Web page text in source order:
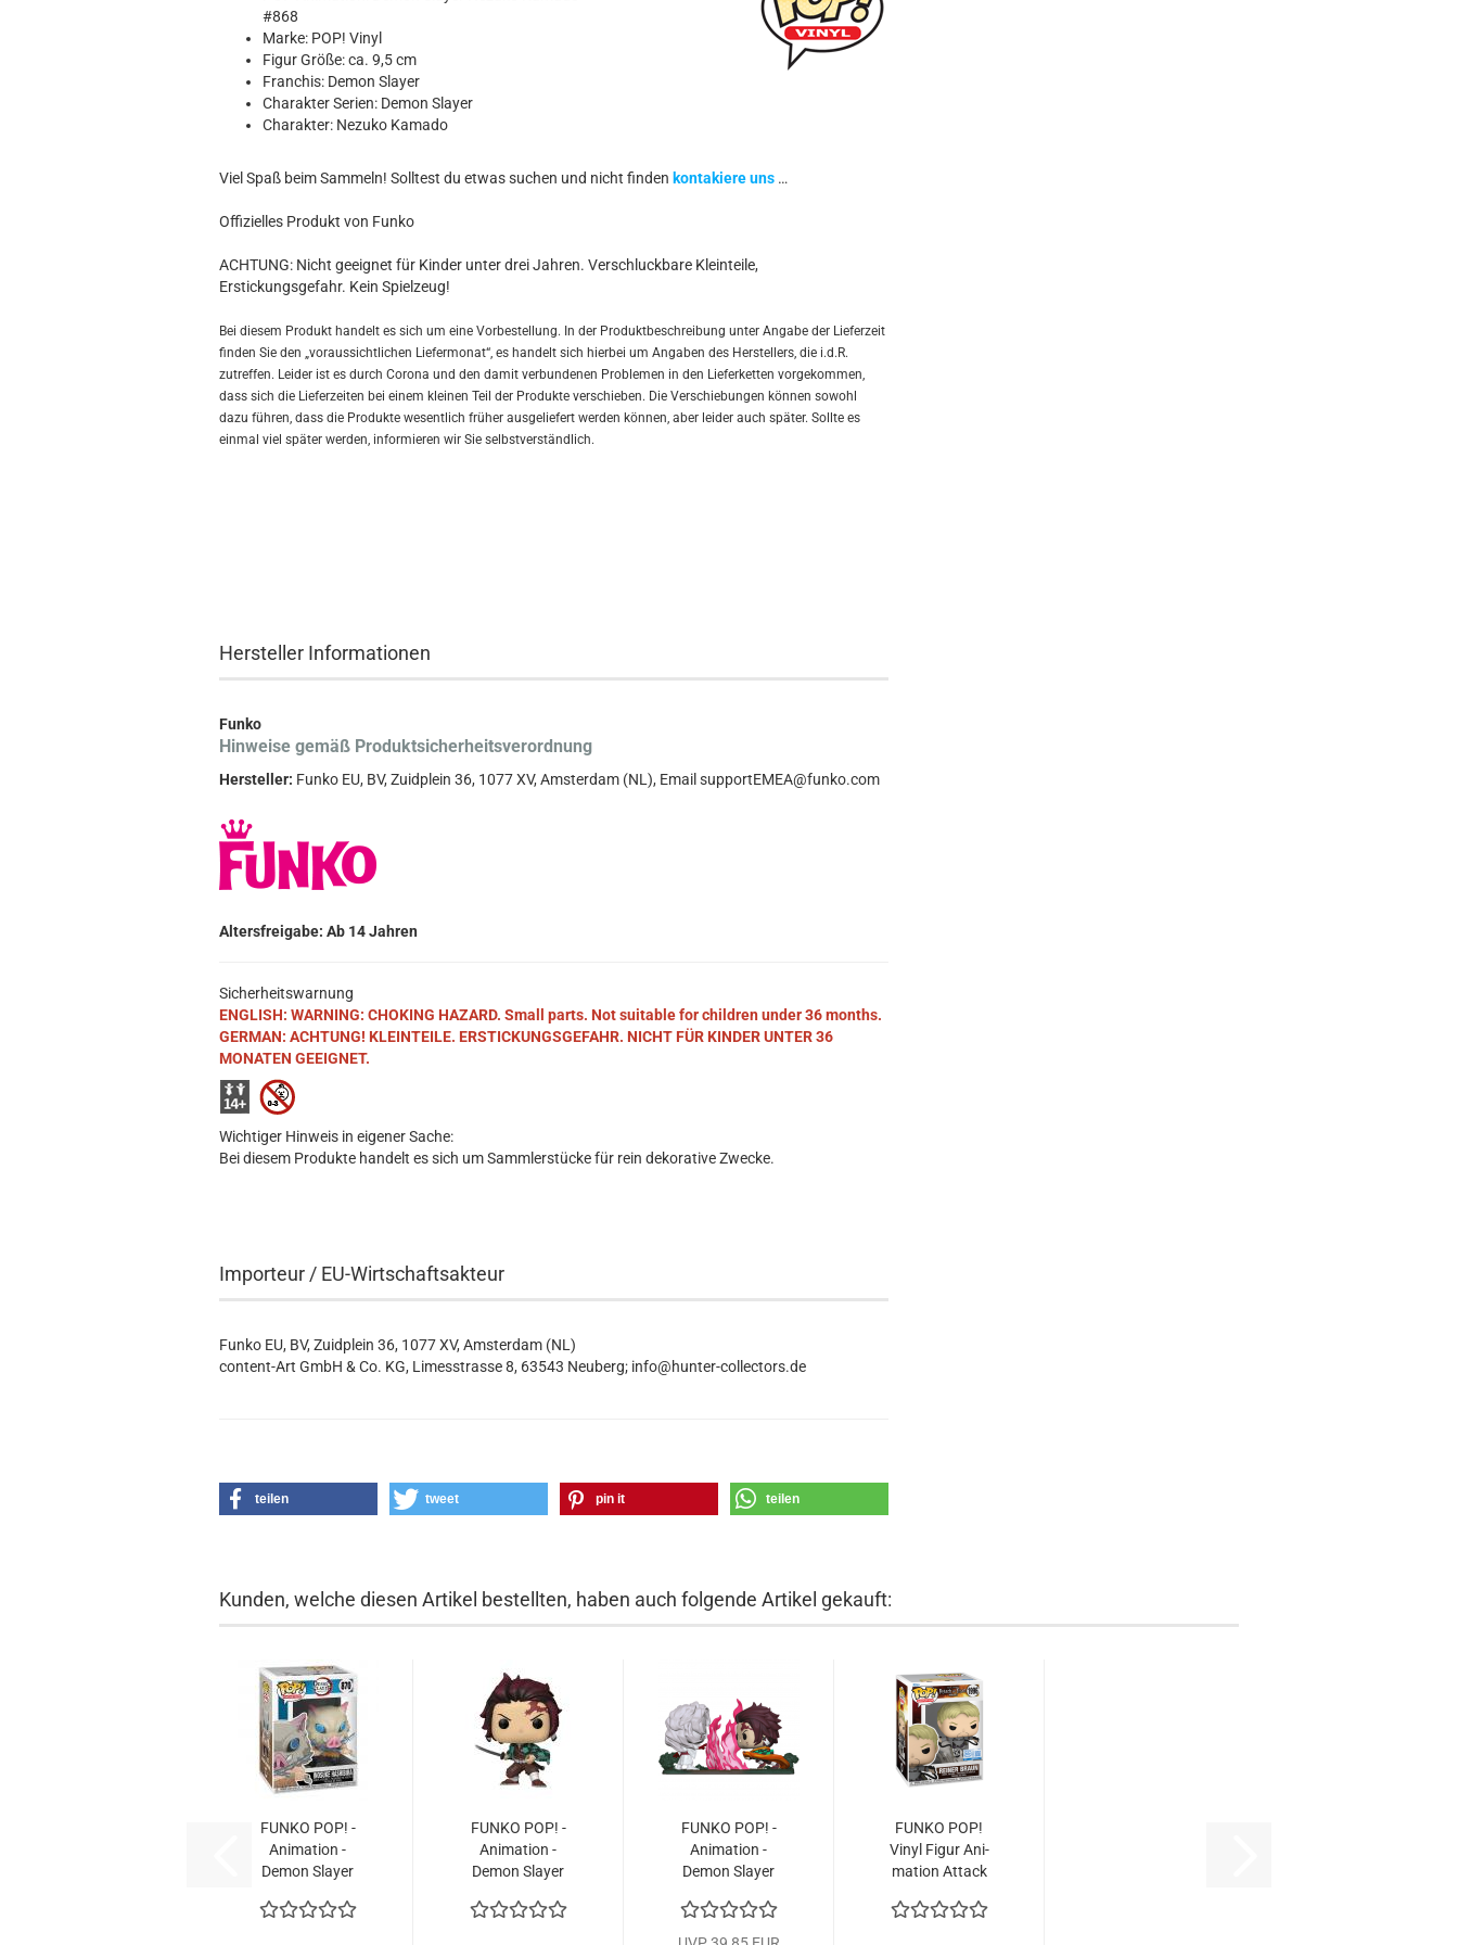
MARVEL
Movie
STAR WARS
#868
Marke: POP! Vinyl
Figur Größe: ca. 9,5 cm
Franchis: Demon Slayer
Charakter Serien: Demon Slayer
Charakter: Nezuko Kamado
Viel Spaß beim Sammeln! Solltest du etwas suchen und nicht finden kontakiere uns …
Offizielles Produkt von Funko
ACHTUNG: Nicht geeignet für Kinder unter drei Jahren. Verschluckbare Kleinteile,
Erstickungsgefahr. Kein Spielzeug!
Bei diesem Produkt handelt es sich um eine Vorbestellung. In der Produktbeschreibung unter Angabe der Lieferzeit
finden Sie den „voraussichtlichen Liefermonat“, es handelt sich hierbei um Angaben des Herstellers, die i.d.R.
zutreffen. Leider ist es durch Corona und den damit verbundenen Problemen in den Lieferketten vorgekommen,
dass sich die Lieferzeiten bei einem kleinen Teil der Produkte verschieben. Die Verschiebungen können sowohl
dazu führen, dass die Produkte wesentlich früher ausgeliefert werden können, aber leider auch später. Sollte es
einmal viel später werden, informieren wir Sie selbstverständlich.
Hersteller Informationen
Funko
Hinweise gemäß Produktsicherheitsverordnung
Hersteller: Funko EU, BV, Zuidplein 36, 1077 XV, Amsterdam (NL), Email supportEMEA@funko.com
Altersfreigabe: Ab 14 Jahren
Sicherheitswarnung
ENGLISH: WARNING: CHOKING HAZARD. Small parts. Not suitable for children under 36 months.
GERMAN: ACHTUNG! KLEINTEILE. ERSTICKUNGSGEFAHR. NICHT FÜR KINDER UNTER 36
MONATEN GEEIGNET.
Wichtiger Hinweis in eigener Sache:
Bei diesem Produkte handelt es sich um Sammlerstücke für rein dekorative Zwecke.
Importeur / EU-Wirtschaftsakteur
Funko EU, BV, Zuidplein 36, 1077 XV, Amsterdam (NL)
content-Art GmbH & Co. KG, Limesstrasse 8, 63543 Neuberg; info@hunter-collectors.de
teilen tweet pin it teilen
Kunden, welche diesen Artikel bestellten, haben auch folgende Artikel gekauft:
FUNKO POP! -
Ani­ma­ti­on -
Demon Slay­er
FUNKO POP! -
Ani­ma­ti­on -
Demon Slay­er
FUNKO POP! -
Ani­ma­ti­on -
Demon Slay­er
FUNKO POP!
Vinyl Figur Ani­
ma­ti­on At­tack